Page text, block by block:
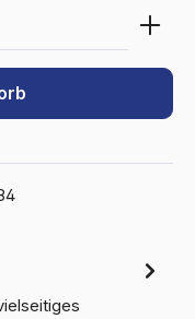
Wert ein